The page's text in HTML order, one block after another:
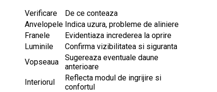
Verificare
De ce conteaza
Anvelopele Indica uzura, probleme de aliniere
Franele
Evidentiaza increderea la oprire
Luminile
Confirma vizibilitatea si siguranta
Vopseaua
Sugereaza eventuale daune
anterioare
Interiorul
Reflecta modul de ingrijire si
confortul